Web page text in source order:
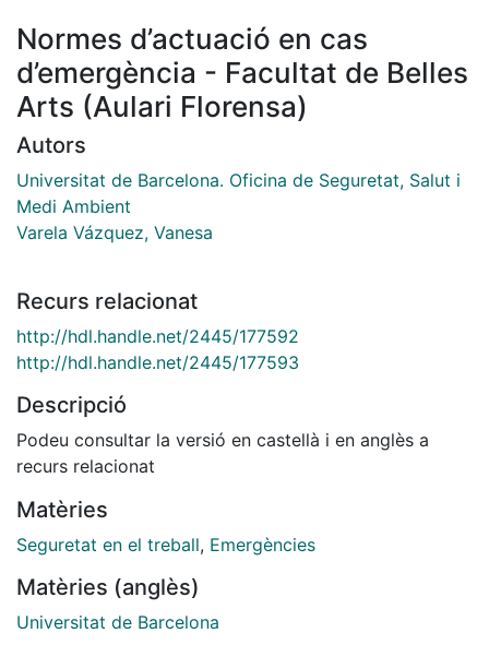
Normes d’actuació en cas
d’emergència - Facultat de Belles
Arts (Aulari Florensa)
Autors
Universitat de Barcelona. Oficina de Seguretat, Salut i
Medi Ambient
Varela Vázquez, Vanesa
Recurs relacionat
http://hdl.handle.net/2445/177592
http://hdl.handle.net/2445/177593
Descripció
Podeu consultar la versió en castellà i en anglès a
recurs relacionat
Matèries
Seguretat en el treball, Emergències
Matèries (anglès)
Universitat de Barcelona